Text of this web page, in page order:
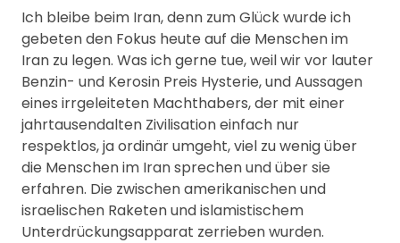
Ich bleibe beim Iran, denn zum Glück wurde ich
gebeten den Fokus heute auf die Menschen im
Iran zu legen. Was ich gerne tue, weil wir vor lauter
Benzin- und Kerosin Preis Hysterie, und Aussagen
eines irrgeleiteten Machthabers, der mit einer
jahrtausendalten Zivilisation einfach nur
respektlos, ja ordinär umgeht, viel zu wenig über
die Menschen im Iran sprechen und über sie
erfahren. Die zwischen amerikanischen und
israelischen Raketen und islamistischem
Unterdrückungsapparat zerrieben wurden.